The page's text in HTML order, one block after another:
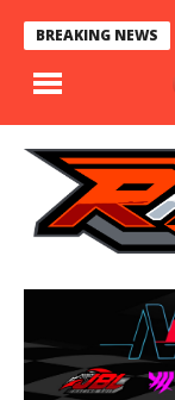
BREAKING NEWS
x BaraBere Asal